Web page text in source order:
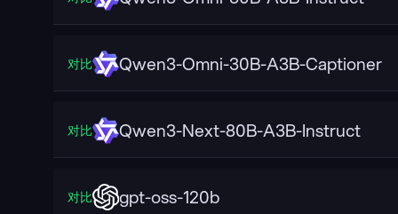
对比 Qwen3-Omni-30B-A3B-Captioner
对比 Qwen3-Next-80B-A3B-Instruct
对比 gpt-oss-120b